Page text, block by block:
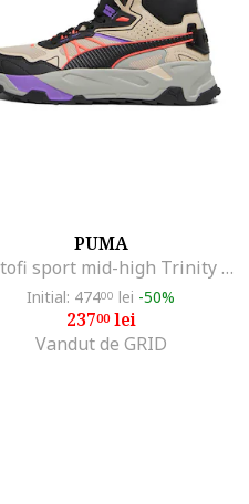
PUMA
Pantofi sport mid-high Trinity Mid Hybrid Granola, Negru/Bej deschis
Initial: 47400 lei -50%
23700lei
Vandut de GRID